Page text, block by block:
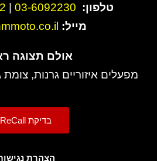
טלפון: 03-6092230
מייל:
אולם תצוגה
מפעלים איזוריים גרנות, צומת
בדיקת ReCall
הצהרת